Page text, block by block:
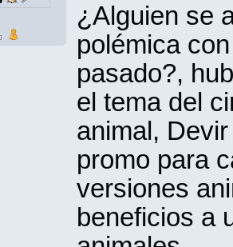
¿Alguien se
polémica
pasado?,
el tema del
animal,
promo para
versiones
beneficios a